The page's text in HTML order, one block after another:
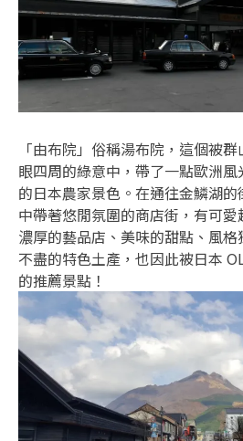
「由布院」俗稱湯布院，這個被
眼四周的綠意中，帶了一點歐洲
的日本農家景色。在通往金鱗湖
中帶著悠閒氛圍的商店街，有可
濃厚的藝品店、美味的甜點、風
不盡的特色土產，也因此被日本
的推薦景點！